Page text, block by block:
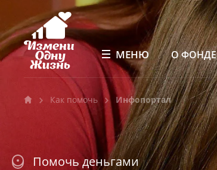
МЕНЮ О ФОНДЕ
Как помочь Инфопортал
Помочь деньгами